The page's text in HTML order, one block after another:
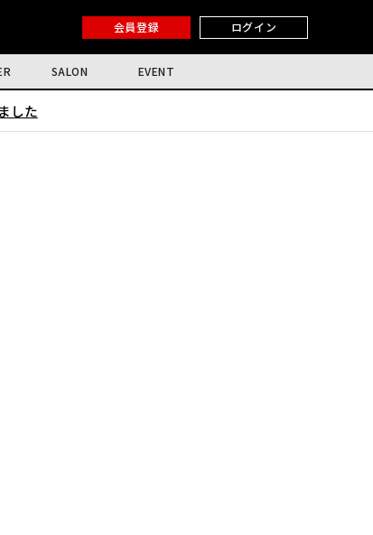
会員登録 ログイン
SALON EVENT
した